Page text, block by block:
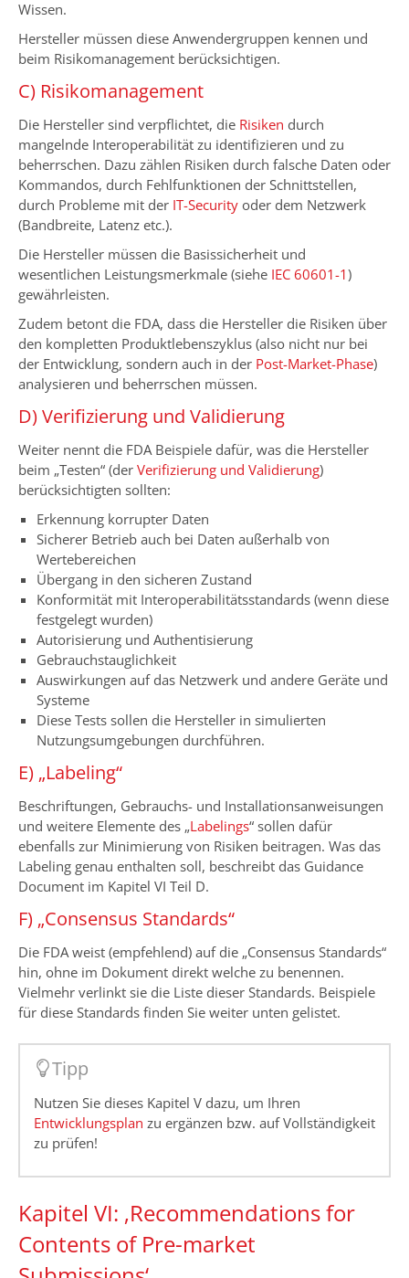
Wissen.
Hersteller müssen diese Anwendergruppen kennen und
beim Risikomanagement berücksichtigen.
C) Risikomanagement
Die Hersteller sind verpflichtet, die Risiken durch
mangelnde Interoperabilität zu identifizieren und zu
beherrschen. Dazu zählen Risiken durch falsche Daten oder
Kommandos, durch Fehlfunktionen der Schnittstellen,
durch Probleme mit der IT-Security oder dem Netzwerk
(Bandbreite, Latenz etc.).
Die Hersteller müssen die Basissicherheit und
wesentlichen Leistungsmerkmale (siehe IEC 60601-1)
gewährleisten.
Zudem betont die FDA, dass die Hersteller die Risiken über
den kompletten Produktlebenszyklus (also nicht nur bei
der Entwicklung, sondern auch in der Post-Market-Phase)
analysieren und beherrschen müssen.
D) Verifizierung und Validierung
Weiter nennt die FDA Beispiele dafür, was die Hersteller
beim „Testen“ (der Verifizierung und Validierung)
berücksichtigten sollten:
Erkennung korrupter Daten
Sicherer Betrieb auch bei Daten außerhalb von
Wertebereichen
Übergang in den sicheren Zustand
Konformität mit Interoperabilitätsstandards (wenn diese
festgelegt wurden)
Autorisierung und Authentisierung
Gebrauchstauglichkeit
Auswirkungen auf das Netzwerk und andere Geräte und
Systeme
Diese Tests sollen die Hersteller in simulierten
Nutzungsumgebungen durchführen.
E) „Labeling“
Beschriftungen, Gebrauchs- und Installationsanweisungen
und weitere Elemente des „Labelings“ sollen dafür
ebenfalls zur Minimierung von Risiken beitragen. Was das
Labeling genau enthalten soll, beschreibt das Guidance
Document im Kapitel VI Teil D.
F) „Consensus Standards“
Die FDA weist (empfehlend) auf die „Consensus Standards“
hin, ohne im Dokument direkt welche zu benennen.
Vielmehr verlinkt sie die Liste dieser Standards. Beispiele
für diese Standards finden Sie weiter unten gelistet.
Tipp
Nutzen Sie dieses Kapitel V dazu, um Ihren
Entwicklungsplan zu ergänzen bzw. auf Vollständigkeit
zu prüfen!
Kapitel VI: ‚Recommendations for
Contents of Pre-market